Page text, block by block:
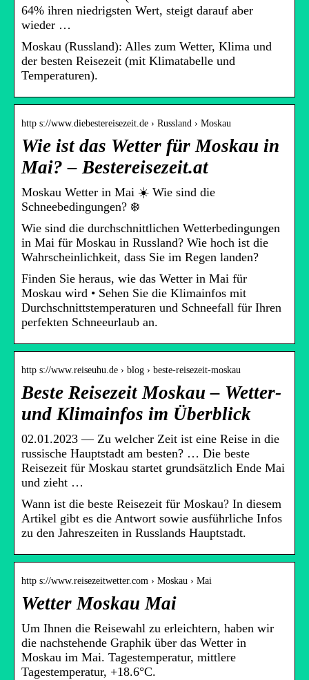
64% ihren niedrigsten Wert, steigt darauf aber
wieder …
Moskau (Russland): Alles zum Wetter, Klima und
der besten Reisezeit (mit Klimatabelle und
Temperaturen).
http s://www.diebestereisezeit.de › Russland › Moskau
Wie ist das Wetter für Moskau in
Mai? – Bestereisezeit.at
Moskau Wetter in Mai ☀️ Wie sind die
Schneebedingungen? ❄️
Wie sind die durchschnittlichen Wetterbedingungen
in Mai für Moskau in Russland? Wie hoch ist die
Wahrscheinlichkeit, dass Sie im Regen landen?
Finden Sie heraus, wie das Wetter in Mai für
Moskau wird • Sehen Sie die Klimainfos mit
Durchschnittstemperaturen und Schneefall für Ihren
perfekten Schneeurlaub an.
http s://www.reiseuhu.de › blog › beste-reisezeit-moskau
Beste Reisezeit Moskau – Wetter-
und Klimainfos im Überblick
02.01.2023 — Zu welcher Zeit ist eine Reise in die
russische Hauptstadt am besten? … Die beste
Reisezeit für Moskau startet grundsätzlich Ende Mai
und zieht …
Wann ist die beste Reisezeit für Moskau? In diesem
Artikel gibt es die Antwort sowie ausführliche Infos
zu den Jahreszeiten in Russlands Hauptstadt.
http s://www.reisezeitwetter.com › Moskau › Mai
Wetter Moskau Mai
Um Ihnen die Reisewahl zu erleichtern, haben wir
die nachstehende Graphik über das Wetter in
Moskau im Mai. Tagestemperatur, mittlere
Tagestemperatur, +18.6°C.